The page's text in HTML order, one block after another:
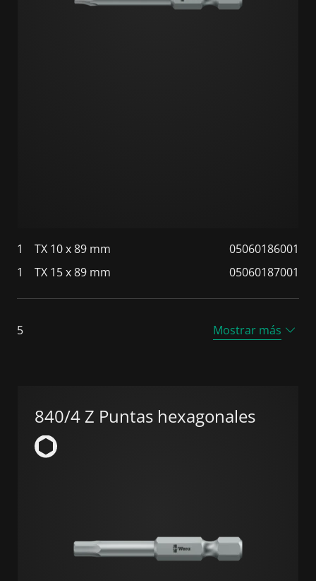
1 TX 10 x 89 mm
05060186001
1
TX 15 x 89 mm 05060187001
5 Mostrar más
840/4 Z Puntas hexagonales